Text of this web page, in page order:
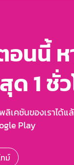
นนี้ ห
ด 1 ชั่
ลิเคชันของเราได้แ
Play
ม์